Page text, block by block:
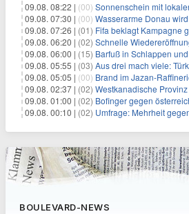
09.08. 08:22 | (00) Sonnenschein mit lokalen
09.08. 07:30 | (00) Wasserarme Donau wird zur
09.08. 07:26 | (01) Fifa beklagt Kampagne
09.08. 06:20 | (02) Schnelle Wiedereröffnung
09.08. 06:00 | (15) Barfuß in Schlappen und
09.08. 05:55 | (03) Aus drei mach viele: Türkei
09.08. 05:05 | (00) Brand im Jazan-Raffinerie von Saudi Aramco
09.08. 02:37 | (02) Westkanadische Provinz ruft
09.08. 01:00 | (02) Bofinger gegen österreichisches
09.08. 00:10 | (02) Umfrage: Mehrheit gegen
BOULEVARD-NEWS